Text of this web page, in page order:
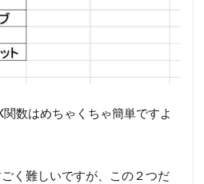
数はめちゃくちゃ簡単ですよ
く難しいですが、この２つだ